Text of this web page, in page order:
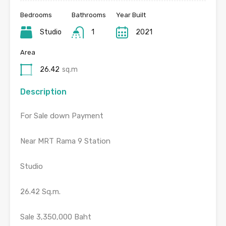
Bedrooms
Studio
Bathrooms
1
Year Built
2021
Area
26.42 sq.m
Description
For Sale down Payment
Near MRT Rama 9 Station
Studio
26.42 Sq.m.
Sale 3,350,000 Baht